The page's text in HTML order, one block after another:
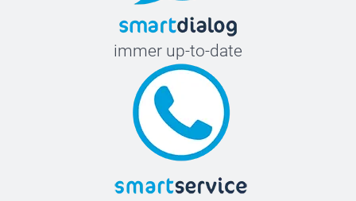
immer up-to-date